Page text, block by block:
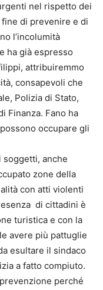
nel rispetto dei
di prevenire e di
l’incolumità
ha già espresso
attribuiremmo
consapevoli che
Polizia di Stato,
Finanza. Fano ha
occupare gli
soggetti, anche
zone della
con atti violenti
di cittadini è
turistica e con la
avere più pattuglie
esultare il sindaco
a fatto compiuto.
perché